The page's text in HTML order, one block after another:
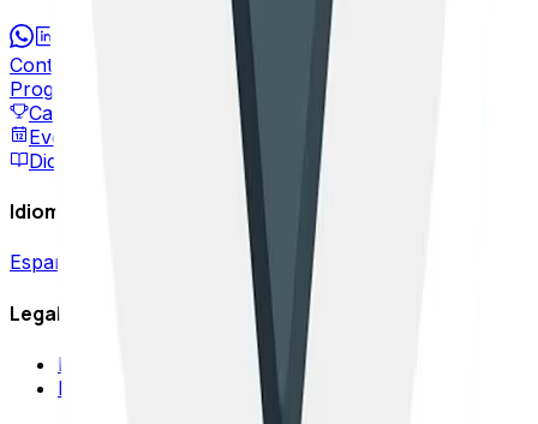
Contáctanos
Programa de Partners
Casos de Éxito
Eventos
Diccionario SEO
Idioma / Language
Español
Legal
Política de privacidad
Mapa del sitio